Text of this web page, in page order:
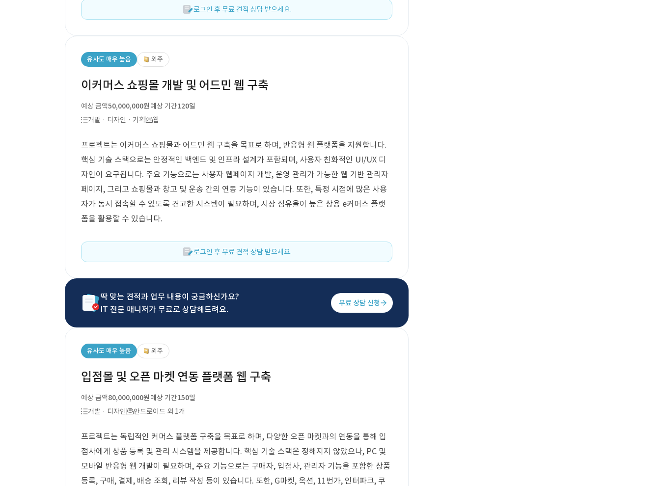
로그인 후 무료 견적 상담 받으세요.
유사도 매우 높음 외주
이커머스 쇼핑몰 개발 및 어드민 웹 구축
예상 금액50,000,000원예상 기간120일
개발 · 디자인 · 기획
웹
프로젝트는 이커머스 쇼핑몰과 어드민 웹 구축을 목표로 하며, 반응형 웹 플랫폼을 지원합니다.
핵심 기술 스택으로는 안정적인 백엔드 및 인프라 설계가 포함되며, 사용자 친화적인 UI/UX 디
자인이 요구됩니다. 주요 기능으로는 사용자 웹페이지 개발, 운영 관리가 가능한 웹 기반 관리자
페이지, 그리고 쇼핑몰과 창고 및 운송 간의 연동 기능이 있습니다. 또한, 특정 시점에 많은 사용
자가 동시 접속할 수 있도록 견고한 시스템이 필요하며, 시장 점유율이 높은 상용 e커머스 플랫
폼을 활용할 수 있습니다.
로그인 후 무료 견적 상담 받으세요.
딱 맞는 견적과 업무 내용이 궁금하신가요?
IT 전문 매니저가 무료로 상담해드려요.
무료 상담 신청
유사도 매우 높음 외주
입점몰 및 오픈 마켓 연동 플랫폼 웹 구축
예상 금액80,000,000원예상 기간150일
개발 · 디자인
안드로이드 외 1개
프로젝트는 독립적인 커머스 플랫폼 구축을 목표로 하며, 다양한 오픈 마켓과의 연동을 통해 입
점사에게 상품 등록 및 관리 시스템을 제공합니다. 핵심 기술 스택은 정해지지 않았으나, PC 및
모바일 반응형 웹 개발이 필요하며, 주요 기능으로는 구매자, 입점사, 관리자 기능을 포함한 상품
등록, 구매, 결제, 배송 조회, 리뷰 작성 등이 있습니다. 또한, G마켓, 옥션, 11번가, 인터파크, 쿠